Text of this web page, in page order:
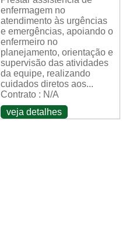
enfermagem no
atendimento às urgências
e emergências, apoiando o
enfermeiro no
planejamento, orientação e
supervisão das atividades
da equipe, realizando
cuidados diretos aos...
Contrato : N/A
veja detalhes